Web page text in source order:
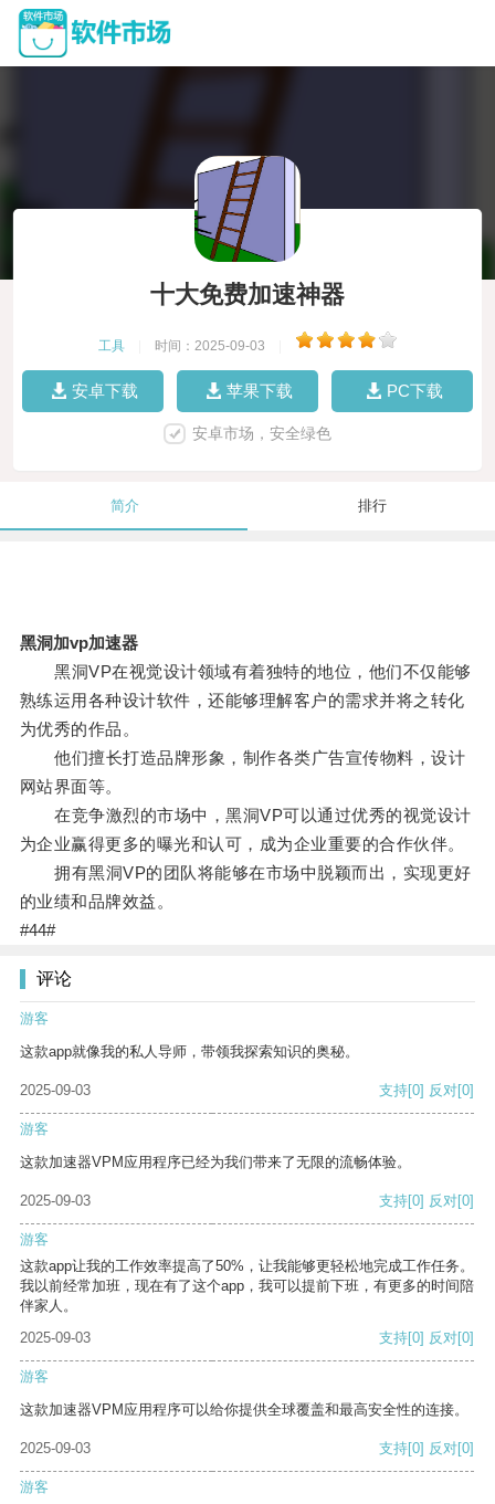
十大免费加速神器
工具 时间：2025-09-03
安卓下载 苹果下载 PC下载
安卓市场，安全绿色
简介 排行
黑洞加vp加速器
黑洞VP在视觉设计领域有着独特的地位，他们不仅能够
熟练运用各种设计软件，还能够理解客户的需求并将之转化
为优秀的作品。
他们擅长打造品牌形象，制作各类广告宣传物料，设计
网站界面等。
在竞争激烈的市场中，黑洞VP可以通过优秀的视觉设计
为企业赢得更多的曝光和认可，成为企业重要的合作伙伴。
拥有黑洞VP的团队将能够在市场中脱颖而出，实现更好
的业绩和品牌效益。
#44#
评论
游客
这款app就像我的私人导师，带领我探索知识的奥秘。
2025-09-03 支持[0] 反对[0]
游客
这款加速器VPM应用程序已经为我们带来了无限的流畅体验。
2025-09-03 支持[0] 反对[0]
游客
这款app让我的工作效率提高了50%，让我能够更轻松地完成工作任务。
我以前经常加班，现在有了这个app，我可以提前下班，有更多的时间陪
伴家人。
2025-09-03
支持[0] 反对[0]
游客
这款加速器VPM应用程序可以给你提供全球覆盖和最高安全性的连接。
2025-09-03 支持[0] 反对[0]
游客